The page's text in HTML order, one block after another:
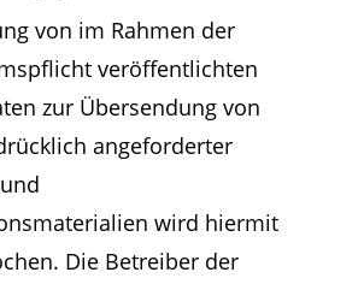
von im Rahmen der
veröffentlichten
zur Übersendung von
angeforderter
wird hiermit
Die Betreiber der